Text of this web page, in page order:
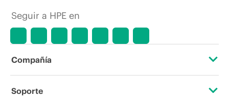
Seguir a HPE en
Compañía
Acerca de HPE
Soporte